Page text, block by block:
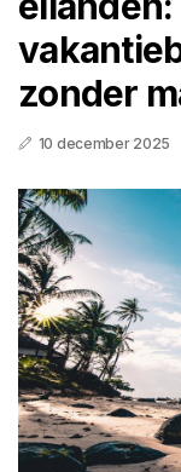
zonder
10 december 2025